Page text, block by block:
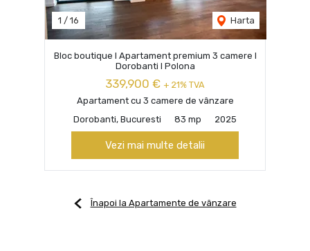
1 / 16 Harta
Bloc boutique I Apartament premium 3 camere I
Dorobanti I Polona
339,900 € + 21% TVA
Apartament cu 3 camere de vânzare
Dorobanti, Bucuresti
83 mp 2025
Vezi mai multe detalii
Înapoi la Apartamente de vânzare